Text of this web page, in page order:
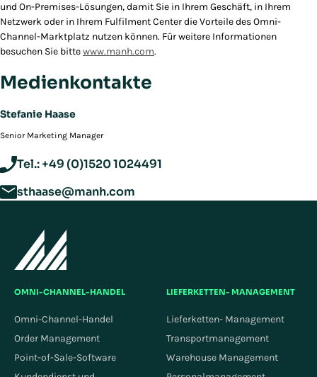
und On-Premises-Lösungen, damit Sie in Ihrem Geschäft, in Ihrem
Netzwerk oder in Ihrem Fulfilment Center die Vorteile des Omni-
Channel-Marktplatz nutzen können. Für weitere Informationen
besuchen Sie bittewww.manh.com.
Medienkontakte
Stefanie Haase
Senior Marketing Manager
Tel.: +49 (0)1520 1024491
sthaase@manh.com
OMNI-CHANNEL-HANDEL
Omni-Channel-Handel
Order Management
Point-of-Sale-Software
LIEFERKETTEN- MANAGEMENT
Lieferketten- Management
Transportmanagement
Warehouse Management